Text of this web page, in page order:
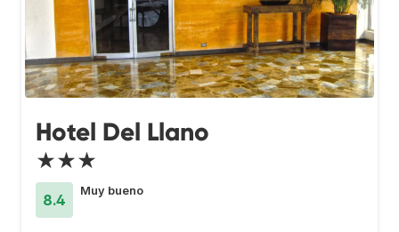
Hotel Del Llano
★★★
8.4
Muy bueno